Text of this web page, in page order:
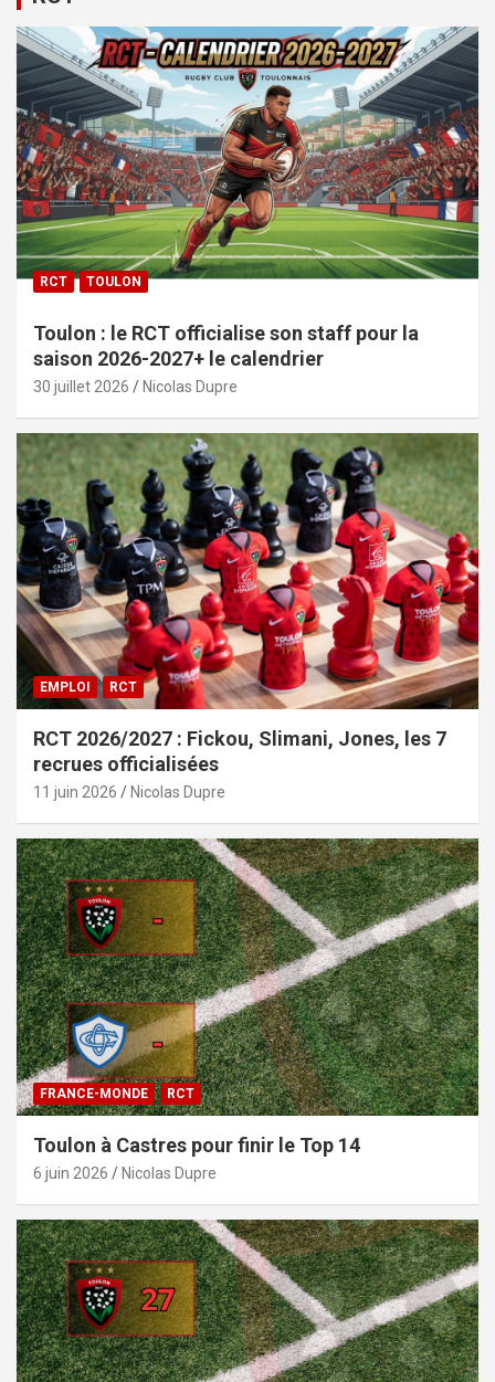
RCT TOULON
Toulon : le RCT officialise son staff pour la
saison 2026-2027+ le calendrier
30 juillet 2026 Nicolas Dupre
EMPLOI RCT
RCT 2026/2027 : Fickou, Slimani, Jones, les 7
recrues officialisées
11 juin 2026 Nicolas Dupre
FRANCE-MONDE RCT
Toulon à Castres pour finir le Top 14
6 juin 2026 Nicolas Dupre